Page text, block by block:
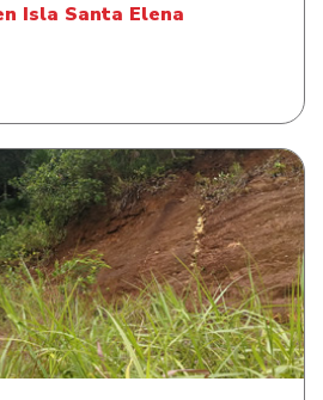
Isla Santa Elena
Aldea de Santos Guardiola